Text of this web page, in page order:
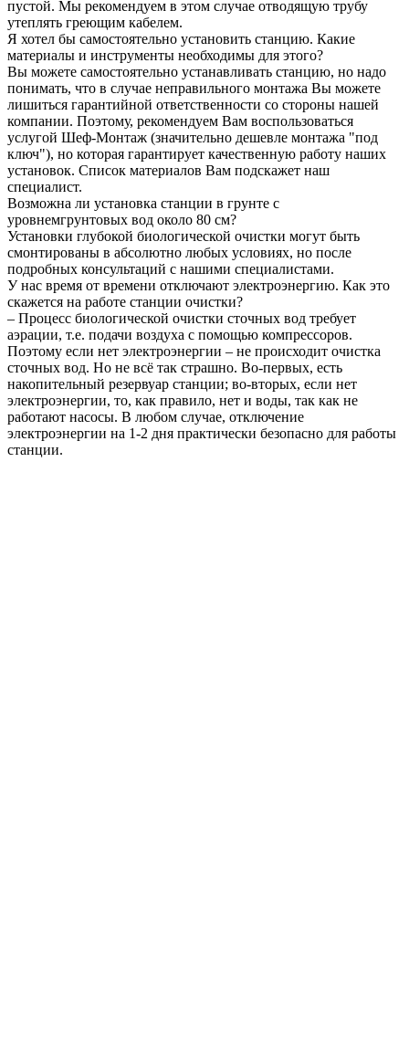
пустой. Мы рекомендуем в этом случае отводящую трубу
утеплять греющим кабелем.
Я хотел бы самостоятельно установить станцию. Какие
материалы и инструменты необходимы для этого?
Вы можете самостоятельно устанавливать станцию, но надо
понимать, что в случае неправильного монтажа Вы можете
лишиться гарантийной ответственности со стороны нашей
компании. Поэтому, рекомендуем Вам воспользоваться
услугой Шеф-Монтаж (значительно дешевле монтажа "под
ключ"), но которая гарантирует качественную работу наших
установок. Список материалов Вам подскажет наш
специалист.
Возможна ли установка станции в грунте с
уровнемгрунтовых вод около 80 см?
Установки глубокой биологической очистки могут быть
смонтированы в абсолютно любых условиях, но после
подробных консультаций с нашими специалистами.
У нас время от времени отключают электроэнергию. Как это
скажется на работе станции очистки?
– Процесс биологической очистки сточных вод требует
аэрации, т.е. подачи воздуха с помощью компрессоров.
Поэтому если нет электроэнергии – не происходит очистка
сточных вод. Но не всё так страшно. Во-первых, есть
накопительный резервуар станции; во-вторых, если нет
электроэнергии, то, как правило, нет и воды, так как не
работают насосы. В любом случае, отключение
электроэнергии на 1-2 дня практически безопасно для работы
станции.